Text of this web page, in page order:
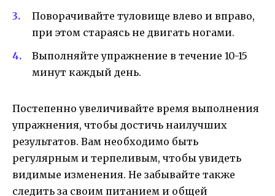
Поворачивайте туловище влево и вправо,
при этом стараясь не двигать ногами.
Выполняйте упражнение в течение 10-15
минут каждый день.
Постепенно увеличивайте время выполнения
упражнения, чтобы достичь наилучших
результатов. Вам необходимо быть
регулярным и терпеливым, чтобы увидеть
видимые изменения. Не забывайте также
следить за своим питанием и общей